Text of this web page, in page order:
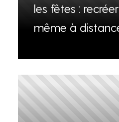
les fêtes :
même à